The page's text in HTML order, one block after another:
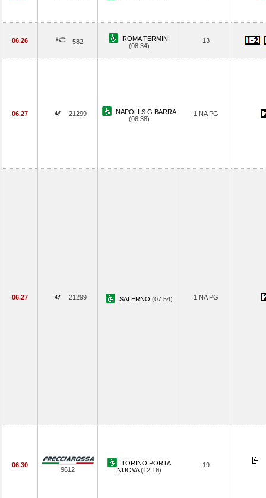
06.26 582
ROMA TERMINI
(08.34)
13
06.27 21299
NAPOLI S.G.BARRA
(06.38)
1 NA PG
06.27 21299 SALERNO (07.54) 1 NA PG
06.30
9612
TORINO PORTA
NUOVA(12.16)
19